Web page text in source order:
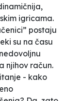
igricama.
postaju
su na času
njihov račun.
- kako